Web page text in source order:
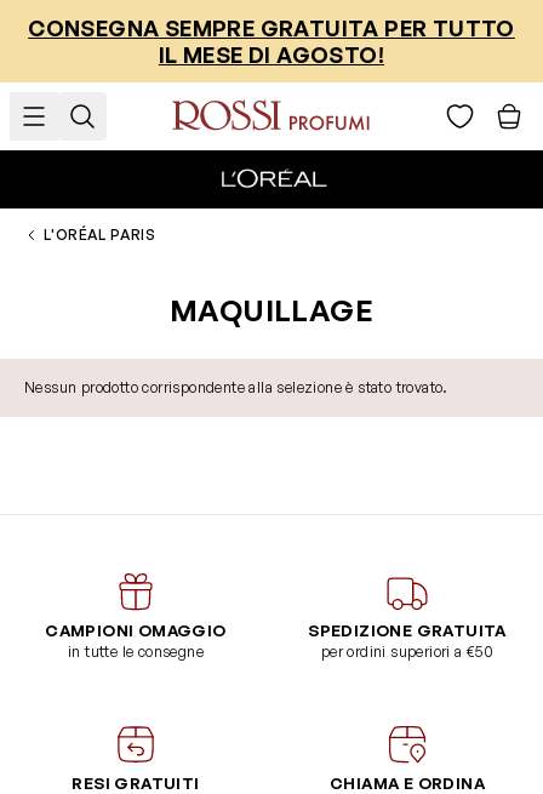
CONSEGNA SEMPRE GRATUITA PER TUTTO
IL MESE DI AGOSTO!
L'ORÉAL PARIS
MAQUILLAGE
Nessun prodotto corrispondente alla selezione è stato trovato.
CAMPIONI OMAGGIO
in tutte le consegne
SPEDIZIONE GRATUITA
per ordini superiori a €50
RESI GRATUITI CHIAMA E ORDINA